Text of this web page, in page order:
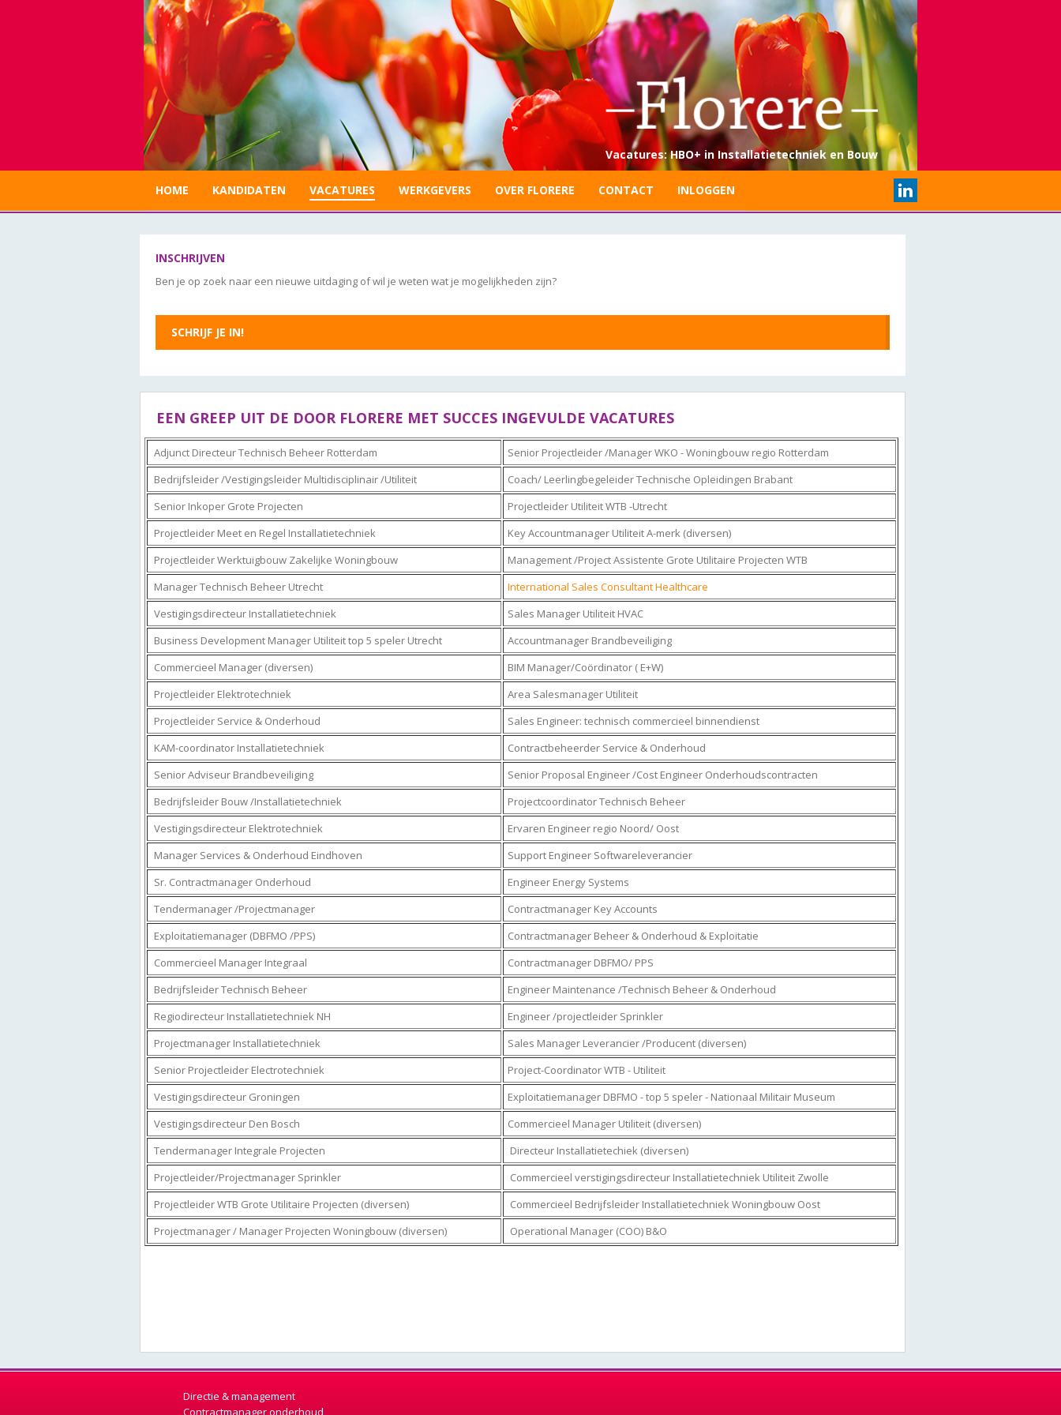
Vacatures: HBO+ in Installatietechniek en Bouw
HOME KANDIDATEN VACATURES WERKGEVERS OVER FLORERE CONTACT INLOGGEN
INSCHRIJVEN
Ben je op zoek naar een nieuwe uitdaging of wil je weten wat je mogelijkheden zijn?
SCHRIJF JE IN!
EEN GREEP UIT DE DOOR FLORERE MET SUCCES INGEVULDE VACATURES
Adjunct Directeur Technisch Beheer Rotterdam
Senior Projectleider /Manager WKO - Woningbouw regio Rotterdam
Bedrijfsleider /Vestigingsleider Multidisciplinair /Utiliteit
Coach/ Leerlingbegeleider Technische Opleidingen Brabant
Senior Inkoper Grote Projecten
Projectleider Utiliteit WTB -Utrecht
Projectleider Meet en Regel Installatietechniek
Key Accountmanager Utiliteit A-merk (diversen)
Projectleider Werktuigbouw Zakelijke Woningbouw
Management /Project Assistente Grote Utilitaire Projecten WTB
Manager Technisch Beheer Utrecht
International Sales Consultant Healthcare
Vestigingsdirecteur Installatietechniek
Sales Manager Utiliteit HVAC
Business Development Manager Utiliteit top 5 speler Utrecht
Accountmanager Brandbeveiliging
Commercieel Manager (diversen)
BIM Manager/Coördinator ( E+W)
Projectleider Elektrotechniek
Area Salesmanager Utiliteit
Projectleider Service & Onderhoud
Sales Engineer: technisch commercieel binnendienst
KAM-coordinator Installatietechniek
Contractbeheerder Service & Onderhoud
Senior Adviseur Brandbeveiliging
Senior Proposal Engineer /Cost Engineer Onderhoudscontracten
Bedrijfsleider Bouw /Installatietechniek
Projectcoordinator Technisch Beheer
Vestigingsdirecteur Elektrotechniek
Ervaren Engineer regio Noord/ Oost
Manager Services & Onderhoud Eindhoven
Support Engineer Softwareleverancier
Sr. Contractmanager Onderhoud
Engineer Energy Systems
Tendermanager /Projectmanager
Contractmanager Key Accounts
Exploitatiemanager (DBFMO /PPS)
Contractmanager Beheer & Onderhoud & Exploitatie
Commercieel Manager Integraal
Contractmanager DBFMO/ PPS
Bedrijfsleider Technisch Beheer
Engineer Maintenance /Technisch Beheer & Onderhoud
Regiodirecteur Installatietechniek NH
Engineer /projectleider Sprinkler
Projectmanager Installatietechniek
Sales Manager Leverancier /Producent (diversen)
Senior Projectleider Electrotechniek
Project-Coordinator WTB - Utiliteit
Vestigingsdirecteur Groningen
Exploitatiemanager DBFMO - top 5 speler - Nationaal Militair Museum
Vestigingsdirecteur Den Bosch
Commercieel Manager Utiliteit (diversen)
Tendermanager Integrale Projecten
Directeur Installatietechiek (diversen)
Projectleider/Projectmanager Sprinkler
Commercieel verstigingsdirecteur Installatietechniek Utiliteit Zwolle
Projectleider WTB Grote Utilitaire Projecten (diversen)
Commercieel Bedrijfsleider Installatietechniek Woningbouw Oost
Projectmanager / Manager Projecten Woningbouw (diversen)
Operational Manager (COO) B&O
Directie & management
Contractmanager onderhoud